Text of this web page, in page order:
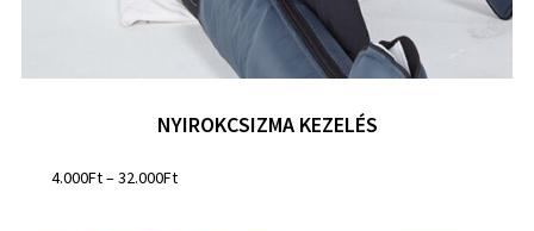
NYIROKCSIZMA KEZELÉS
4.000Ft–32.000Ft